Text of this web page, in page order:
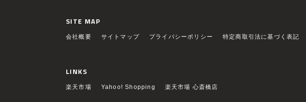
SITE MAP
会社概要 サイトマップ プライバシーポリシー 特定商取引法に基づく表記
LINKS
楽天市場 Yahoo! Shopping 楽天市場 心斎橋店